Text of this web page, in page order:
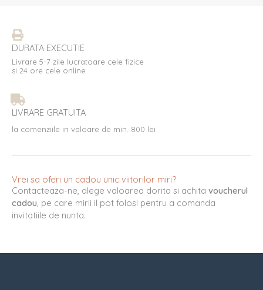
DURATA EXECUTIE
Livrare 5-7 zile lucratoare cele fizice
si 24 ore cele online
LIVRARE GRATUITA
la comenziile in valoare de min. 800 lei
Vrei sa oferi un cadou unic viitorilor miri?
Contacteaza-ne, alege valoarea dorita si achita voucherul
cadou , pe care mirii il pot folosi pentru a comanda
invitatiile de nunta.